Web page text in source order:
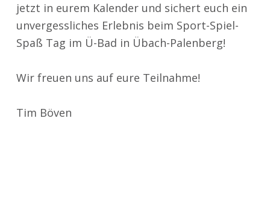
jetzt in eurem Kalender und sichert euch ein
unvergessliches Erlebnis beim Sport-Spiel-
Spaß Tag im Ü-Bad in Übach-Palenberg!
Wir freuen uns auf eure Teilnahme!
Tim Böven